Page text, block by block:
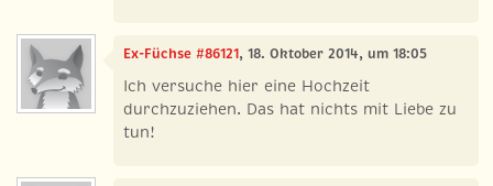
Ex-Füchse #86121, 18. Oktober 2014, um 18:05
Ich versuche hier eine Hochzeit
durchzuziehen. Das hat nichts mit Liebe zu
tun!